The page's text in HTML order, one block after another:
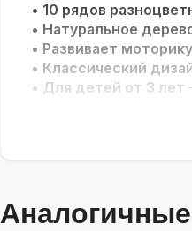
• 10 рядов
• Натуральное
• Развивает
• Классический
• Для детей от 3 лет
Весёлое и полезное